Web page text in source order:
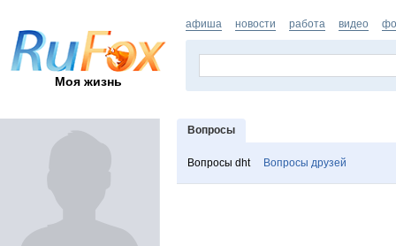
Моя жизнь
афиша новости работа видео
Вопросы
Вопросы dht Вопросы друзей